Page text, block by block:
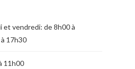
et vendredi: de 8h00 à
17h30
11h00